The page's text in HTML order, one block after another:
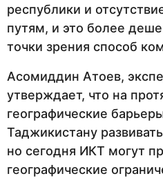
республики и
путям, и это более
точки зрения способ
Асомиддин Атоев,
утверждает, что на
географические
Таджикистану
но сегодня ИКТ могут
географические